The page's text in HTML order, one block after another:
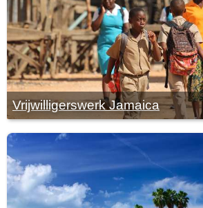
Vrijwilligerswerk Jamaica